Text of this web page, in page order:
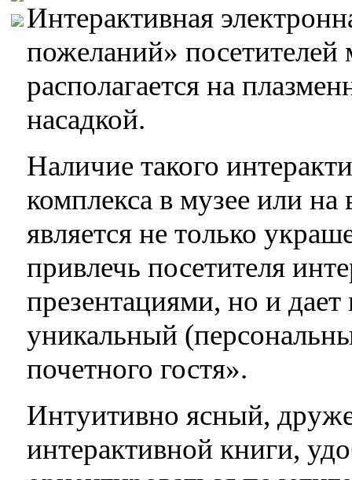
Интерактивная
пожеланий» посетителей
располагается на
насадкой.
Наличие такого
комплекса в музее или
является не только
привлечь посетителя
презентациями, но и
уникальный
почетного гостя».
Интуитивно ясный,
интерактивной книги,